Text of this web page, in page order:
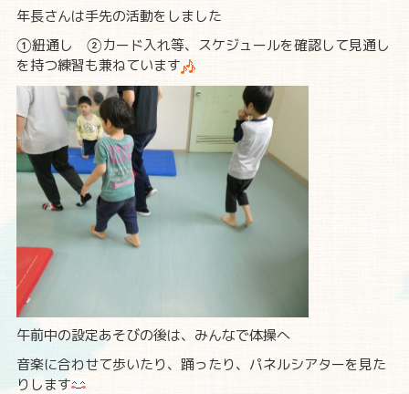
年長さんは手先の活動をしました
①紐通し ②カード入れ等、スケジュールを確認して見通し
を持つ練習も兼ねています
午前中の設定あそびの後は、みんなで体操へ
音楽に合わせて歩いたり、踊ったり、パネルシアターを見た
りします